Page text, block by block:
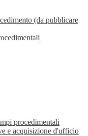
(da pubblicare
procedimentali
e acquisizione d'ufficio